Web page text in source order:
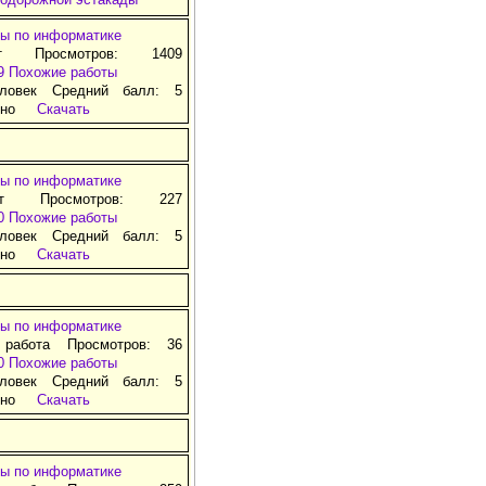
по информатике
Просмотров: 1409
Похожие работы
Средний балл: 5
Скачать
по информатике
Просмотров: 227
Похожие работы
Средний балл: 5
Скачать
по информатике
Просмотров: 36
Похожие работы
Средний балл: 5
Скачать
по информатике